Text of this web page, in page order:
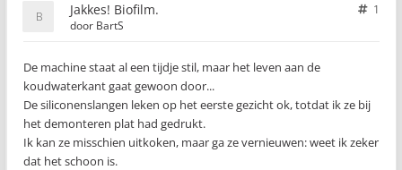
Jakkes! Biofilm.
1
door BartS
De machine staat al een tijdje stil, maar het leven aan de
koudwaterkant gaat gewoon door...
De siliconenslangen leken op het eerste gezicht ok, totdat ik ze bij
het demonteren plat had gedrukt.
Ik kan ze misschien uitkoken, maar ga ze vernieuwen: weet ik zeker
dat het schoon is.